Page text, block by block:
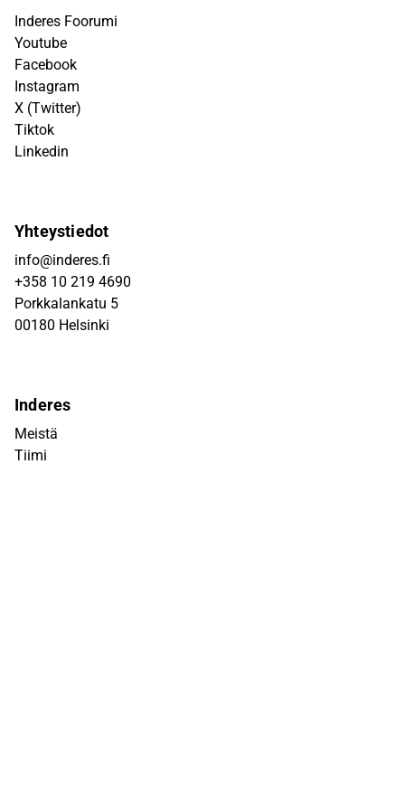
Inderes Foorumi
Youtube
Facebook
Instagram
X (Twitter)
Tiktok
Linkedin
Yhteystiedot
info@inderes.fi
+358 10 219 4690
Porkkalankatu 5
00180 Helsinki
Inderes
Meistä
Tiimi